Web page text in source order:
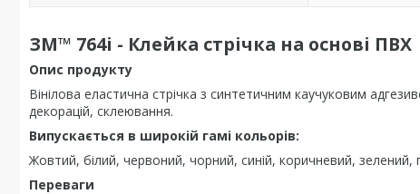
ЗМ™ 764i - Клейка стрічка на основі ПВХ
Опис продукту
Вінілова еластична стрічка з синтетичним каучуковим
декорацій, склеювання.
Випускається в широкій гамі кольорів:
Жовтий, білий, червоний, чорний, синій, коричневий,
Переваги